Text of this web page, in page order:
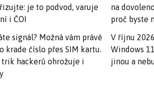
je to podvod, varuje
i ČOI
signál? Možná vám právě
krade číslo přes SIM kartu.
trik hackerů ohrožuje i
na
proč byste
V říjnu
Windows
jinou a